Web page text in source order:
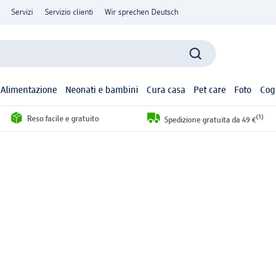
Servizi Servizio clienti Wir sprechen Deutsch
Alimentazione Neonati e bambini Cura casa Pet care Foto
Reso facile e gratuito Spedizione gratuita da 49 €(1)